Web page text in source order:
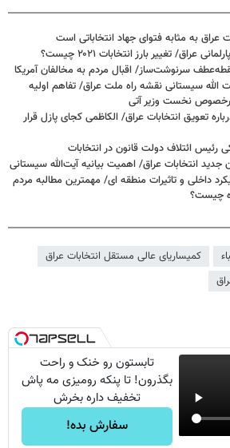
عراق به مثابه فتوای جهاد انتخاباتی است
عراق/ تغییر بارز انتخابات ۲۰۲۱ چیست؟
سرنوشت‌ساز/ اقبال مردم به مخالفان آمریکا
الله سیستانی نقشه راه ملت عراق/ تفاهم اولیه
نخست وزیر آتی
تعویق انتخابات عراق/ الکاظمی کجای پازل قرار
رئیس ائتلاف دولت قانون در انتخابات
جدید انتخابات عراق/ اهمیت بیانیه آیت‌الله سیستانی
داخلی و تاثیرات منطقه ای/ مهمترین مطالبه مردم
چیست؟
کمیساریای عالی مستقل انتخابات عراق
تابستون رو خنک و راحت
بگذرون! تا پنکه رومیزی مه پاش
تخفیف داره بخرش
سفارش بده!